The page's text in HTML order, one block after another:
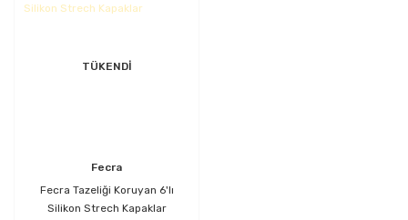
TÜKENDİ
Fecra
Fecra Tazeliği Koruyan 6'lı
Silikon Strech Kapaklar